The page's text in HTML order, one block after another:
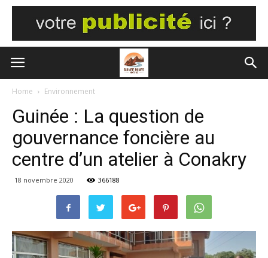
Home Environnement
Guinée : La question de
gouvernance foncière au
centre d’un atelier à Conakry
18 novembre 2020 366188